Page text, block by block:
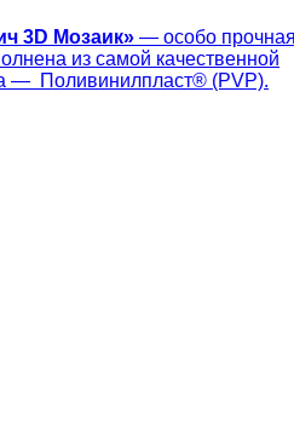
3D Мозаик» — особо
из самой качественной
— Поливинилпласт® (PVP).